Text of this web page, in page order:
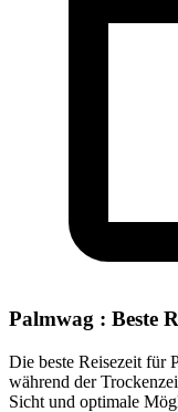
Palmwag : Beste
Die beste Reisezeit für
während der
Sicht und optimale